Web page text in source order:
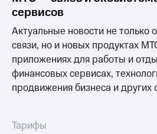
сервисов
Актуальные новости не только
связи, но и новых продуктах
приложениях для работы и
финансовых сервисах,
продвижения бизнеса и других
Тарифы